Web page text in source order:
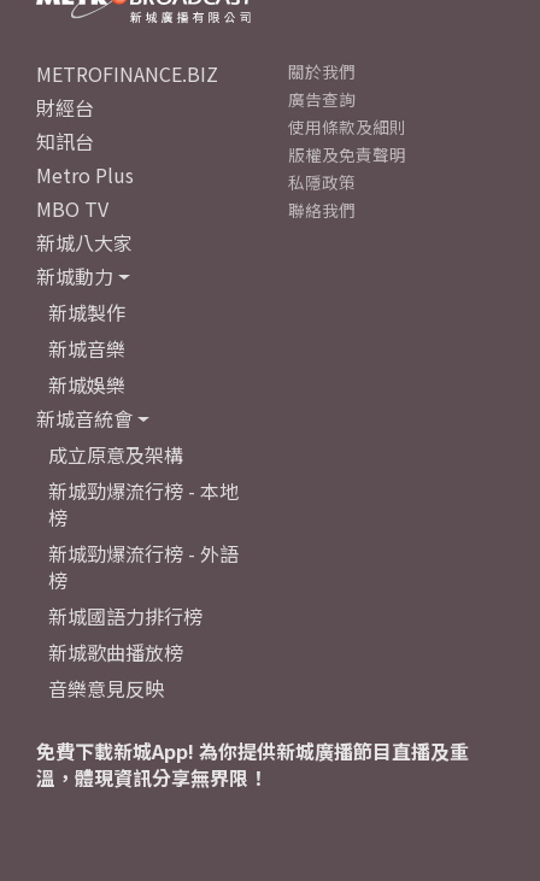
METROFINANCE.BIZ
財經台
知訊台
Metro Plus
MBO TV
新城八大家
新城動力
新城製作
新城音樂
新城娛樂
新城音統會
成立原意及架構
新城勁爆流行榜 - 本地
榜
新城勁爆流行榜 - 外語
榜
新城國語力排行榜
新城歌曲播放榜
音樂意見反映
關於我們
廣告查詢
使用條款及細則
版權及免責聲明
私隱政策
聯絡我們
免費下載新城App! 為你提供新城廣播節目直播及重
溫，體現資訊分享無界限！